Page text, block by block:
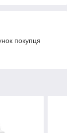
покупця